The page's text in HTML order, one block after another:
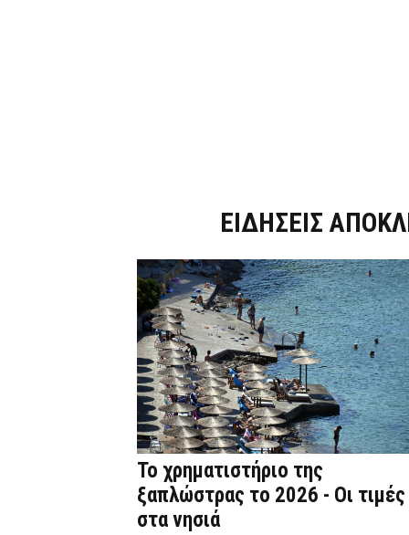
ΕΙΔΗΣΕΙΣ
Το χρηματιστήριο της
ξαπλώστρας το 2026 - Οι τιμές
στα νησιά